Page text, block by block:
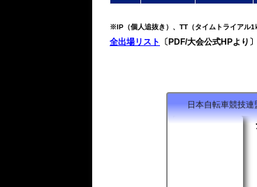
※IP（個人追抜き）、TT（タイムトライアル
全出場リスト 〔PDF/大会公式HPより〕
日本自転車競技連